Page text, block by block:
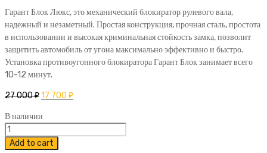
Гарант Блок Люкс, это механический блокиратор рулевого вала,
надежный и незаметный. Простая конструкция, прочная сталь, простота
в использовании и высокая криминальная стойкость замка, позволит
защитить автомобиль от угона максимально эффективно и быстро.
Установка противоугонного блокиратора Гарант Блок занимает всего
10-12 минут.
27 000₽17 700 ₽
В наличии
Блокиратор
Гарант
Add to cart